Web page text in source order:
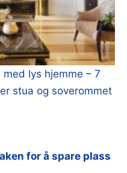
lys hjemme – 7
stua og soverommet
for å spare plass